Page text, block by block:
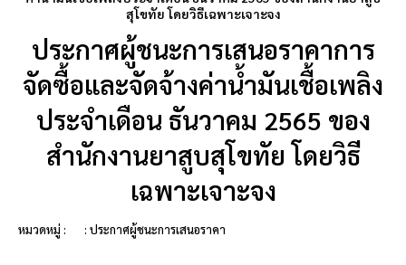
สุโขทัย โดยวิธีเฉพาะเจาะจง
ประกาศผู้ชนะการเสนอราคาการ
จัดซื้อและจัดจ้างค่าน้ำมันเชื้อเพลิง
ประจำเดือน ธันวาคม 2565 ของ
สำนักงานยาสูบสุโขทัย โดยวิธี
เฉพาะเจาะจง
หมวดหมู่ : : ประกาศผู้ชนะการเสนอราคา